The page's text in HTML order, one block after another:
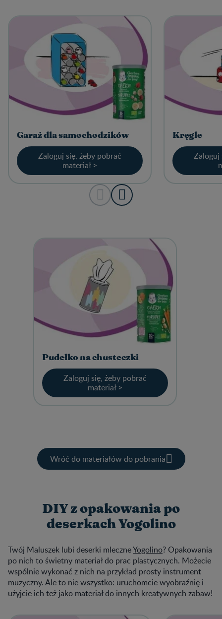
Garaż dla samochodzików
Zaloguj się, żeby pobrać
materiał >
Kręgle
Zaloguj
Pudełko na chusteczki
Zaloguj się, żeby pobrać
materiał >
Wróć do materiałów do pobrania
DIY z opakowania po
deserkach Yogolino
Twój Maluszek lubi deserki mleczneYogolino? Opakowania
po nich to świetny materiał do prac plastycznych. Możecie
wspólnie wykonać z nich na przykład prosty instrument
muzyczny. Ale to nie wszystko: uruchomcie wyobraźnię i
użyjcie ich też jako materiał do innych kreatywnych zabaw!